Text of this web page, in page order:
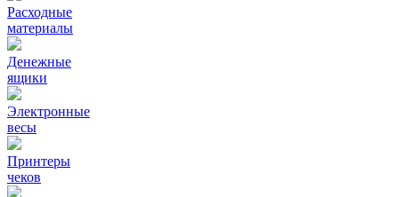
Расходные
материалы
Денежные
ящики
Электронные
весы
Принтеры
чеков